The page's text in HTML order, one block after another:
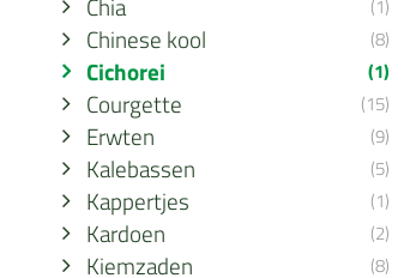
(1)
Chinese kool (8)
Cichorei (1)
Courgette (15)
Erwten (9)
Kalebassen (5)
Kappertjes (1)
Kardoen (2)
Kiemzaden (8)